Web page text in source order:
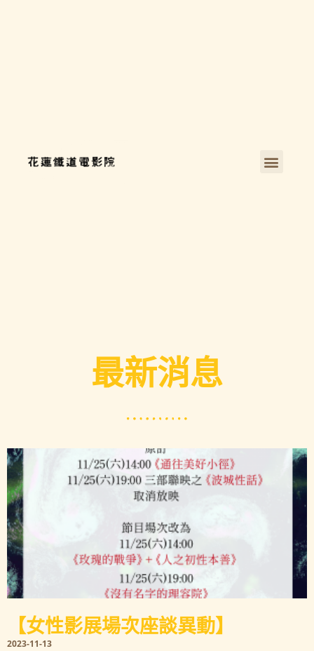
最新消息
【女性影展場次座談異動】
2023-11-13